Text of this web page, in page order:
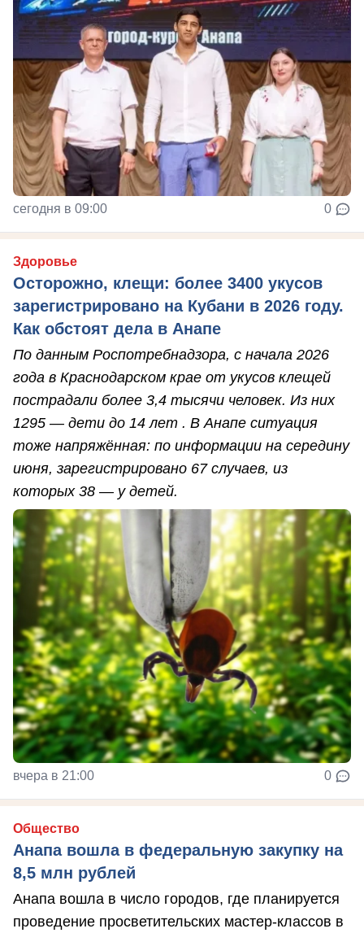
сегодня в 09:00 0
Здоровье
Осторожно, клещи: более 3400 укусов
зарегистрировано на Кубани в 2026 году.
Как обстоят дела в Анапе
По данным Роспотребнадзора, с начала 2026
года в Краснодарском крае от укусов клещей
пострадали более 3,4 тысячи человек. Из них
1295 — дети до 14 лет . В Анапе ситуация
тоже напряжённая: по информации на середину
июня, зарегистрировано 67 случаев, из
которых 38 — у детей.
вчера в 21:00 0
Общество
Анапа вошла в федеральную закупку на
8,5 млн рублей
Анапа вошла в число городов, где планируется
проведение просветительских мастер-классов в